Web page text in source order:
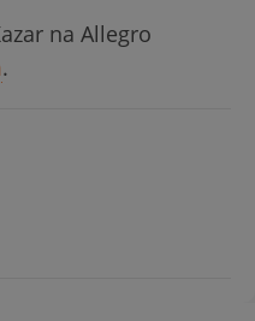
na Allegro
.